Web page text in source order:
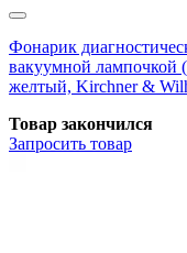
Фонарик
вакуумной лампочкой
желтый, Kirchner &
Товар закончился
Запросить товар